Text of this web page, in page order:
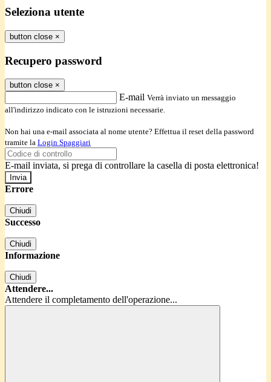
Seleziona utente
button close ×
Recupero password
button close ×
E-mail Verrà inviato un messaggio
all'indirizzo indicato con le istruzioni necessarie.
Non hai una e-mail associata al nome utente? Effettua il reset della password
tramite la Login Spaggiari
E-mail inviata, si prega di controllare la casella di posta elettronica!
Errore
Chiudi
Successo
Chiudi
Informazione
Chiudi
Attendere...
Attendere il completamento dell'operazione...